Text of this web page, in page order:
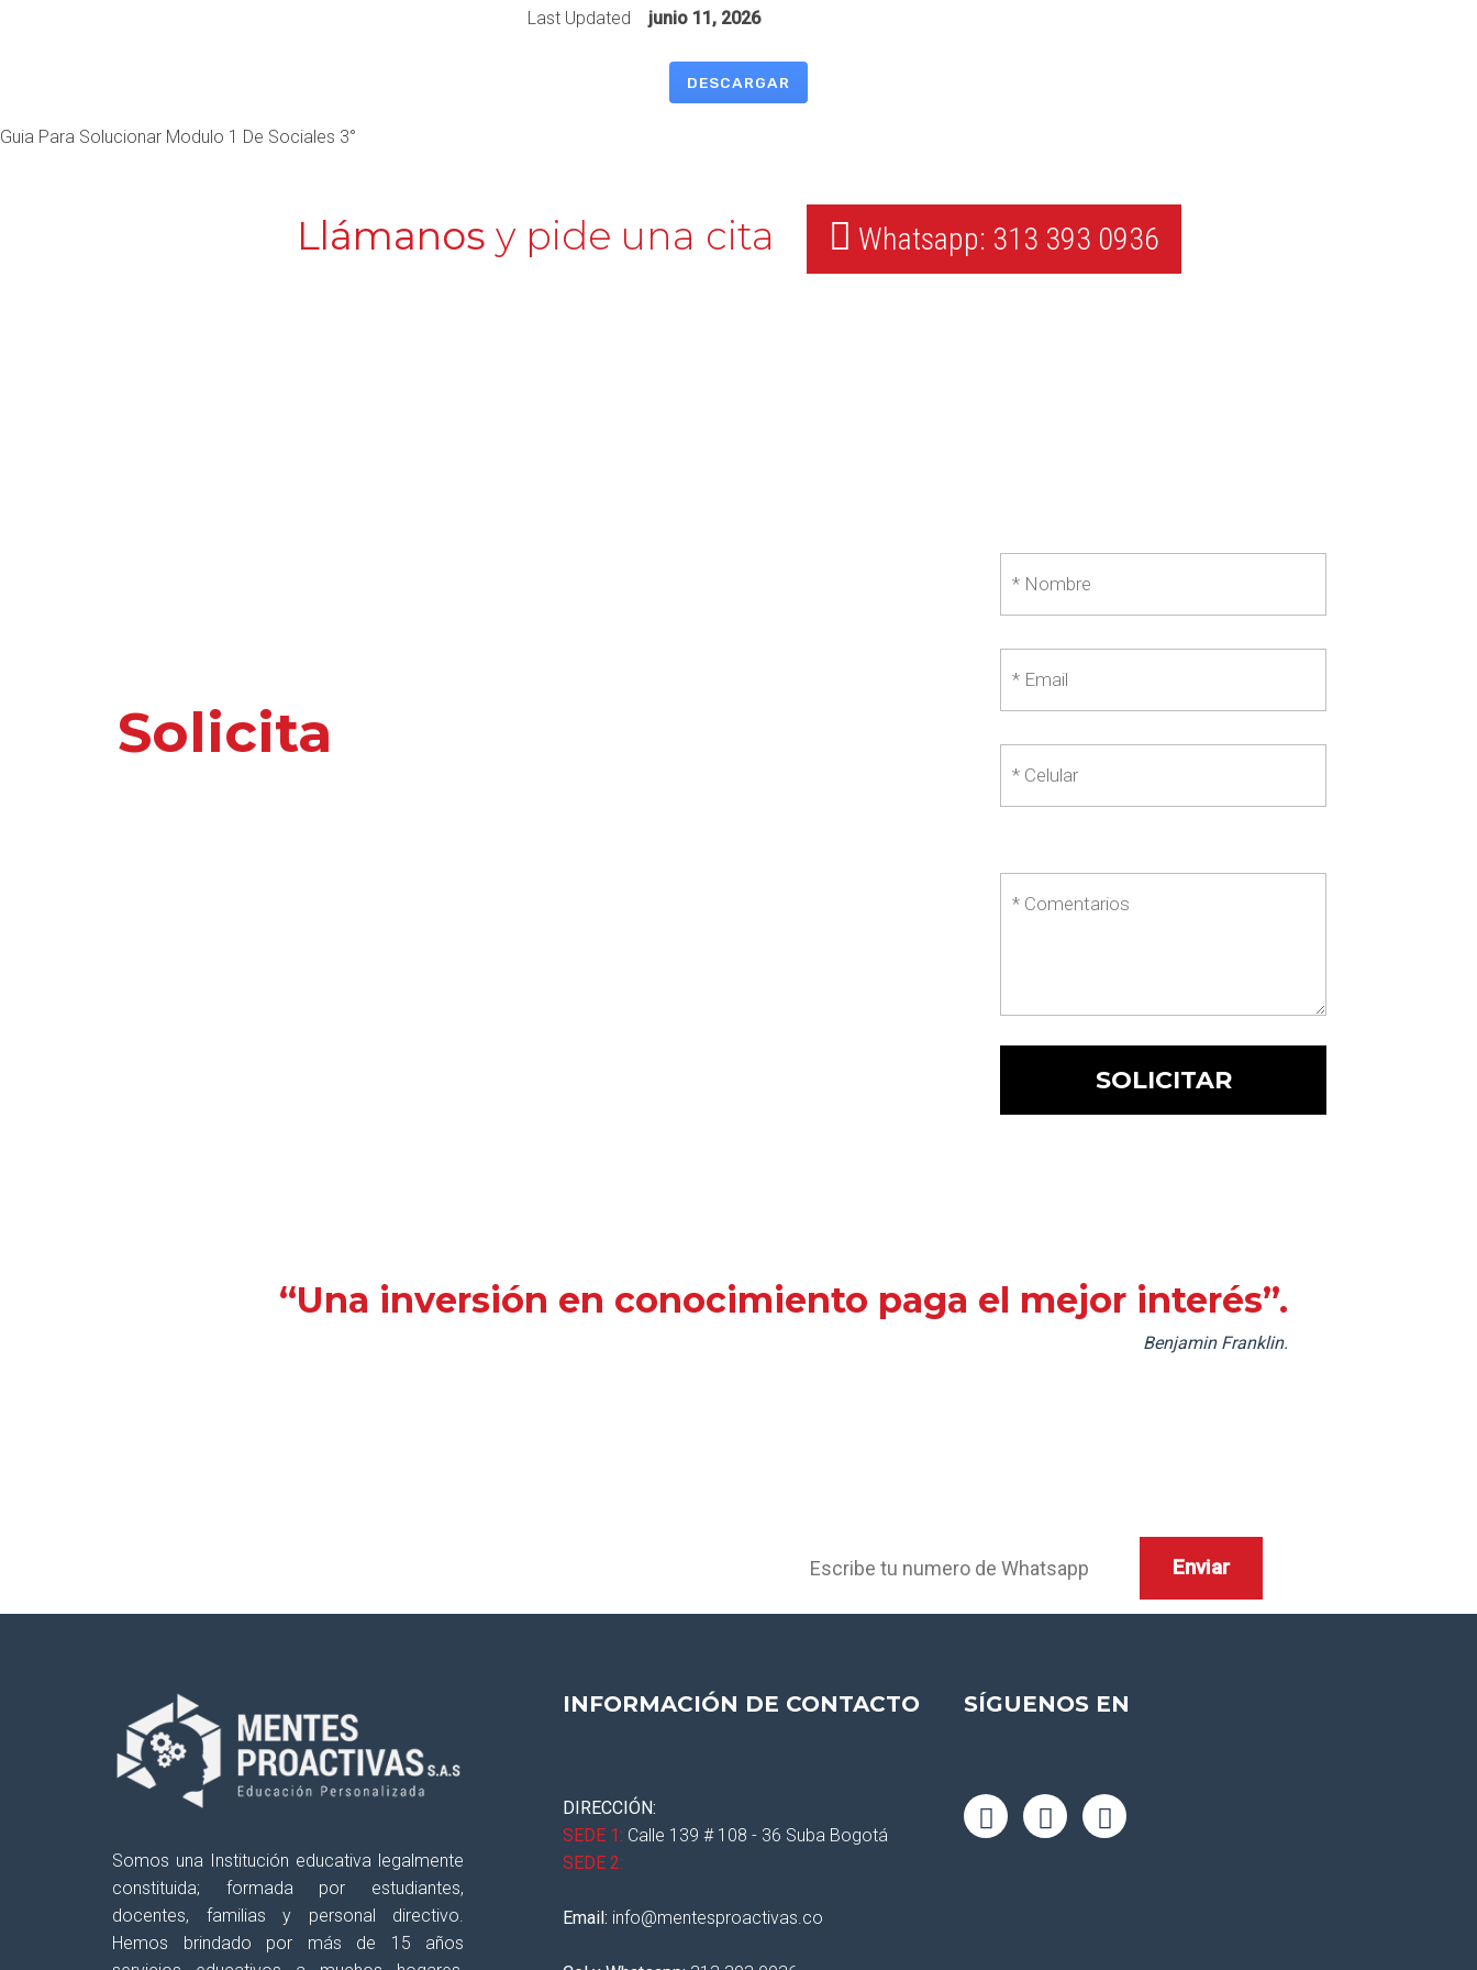
Last Updated junio 11, 2026
DESCARGAR
Guia Para Solucionar Modulo 1 De Sociales 3°
Llámanos y pide una cita Whatsapp: 313 393 0936
Solicita
“Una inversión en conocimiento paga el mejor interés”.
Benjamin Franklin.
Somos una Institución educativa legalmente
constituida; formada por estudiantes,
docentes, familias y personal directivo.
Hemos brindado por más de 15 años
INFORMACIÓN DE CONTACTO
DIRECCIÓN:
SEDE 1: Calle 139 # 108 - 36 Suba Bogotá
SEDE 2:
Email: info@mentesproactivas.co
SÍGUENOS EN